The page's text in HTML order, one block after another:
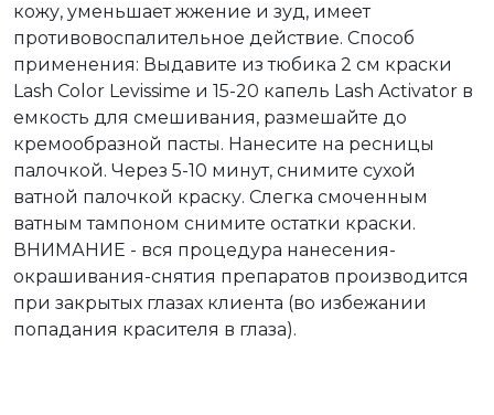
кожу, уменьшает жжение и зуд, имеет
противовоспалительное действие. Способ
применения: Выдавите из тюбика 2 см краски
Lash Color Levissime и 15-20 капель Lash Activator в
емкость для смешивания, размешайте до
кремообразной пасты. Нанесите на ресницы
палочкой. Через 5-10 минут, снимите сухой
ватной палочкой краску. Слегка смоченным
ватным тампоном снимите остатки краски.
ВНИМАНИЕ - вся процедура нанесения-
окрашивания-снятия препаратов производится
при закрытых глазах клиента (во избежании
попадания красителя в глаза).